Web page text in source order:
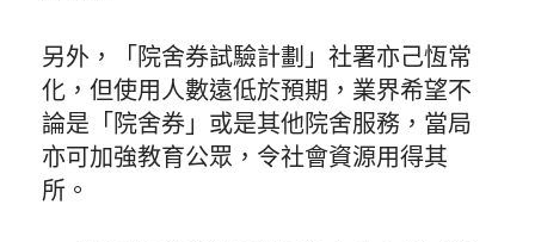
另外，「院舍券試驗計劃」社署亦己恆常
化，但使用人數遠低於預期，業界希望不
論是「院舍券」或是其他院舍服務，當局
亦可加強教育公眾，令社會資源用得其
所。